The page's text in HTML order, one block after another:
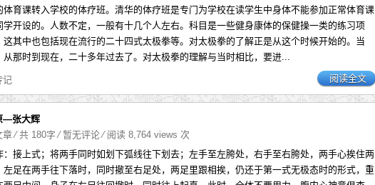
体育课转入学校的体疗班。清华的体疗班是专门为学校在读学生中身体不能参加正常体育课
学开设的。人数不定，一般有十几个人左右。科目是一些健身康体的保健操一类的练习项
这其中也包括现在流行的二十四式太极拳等。对太极拳的了解正是从这个时候开始的。当
从那时到现在，二十多年过去了。对太极拳的理解与当时相比，要进...
记 阅读全文
—张大辉
章⁄ 共 180字⁄暂无评论⁄ 阅读 8,764 views 次
：接上式；将两手同时如划下弧线往下划去；左手至左胯处，右手至右胯处，两手心挨住两
左足在两手往下落时，同时撤至右足处，两足里跟相挨，仍还于第一式无极态时的形式，重